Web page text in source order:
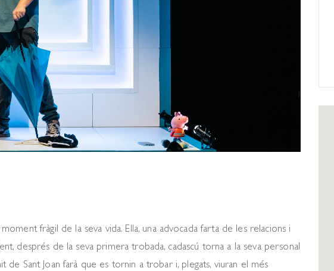
fràgil de la seva vida. Ella, una advocada farta de les relacions i
després de la seva primera trobada, cadascú torna a la seva personal
de Sant Joan farà que es tornin a trobar i, plegats, viuran el més